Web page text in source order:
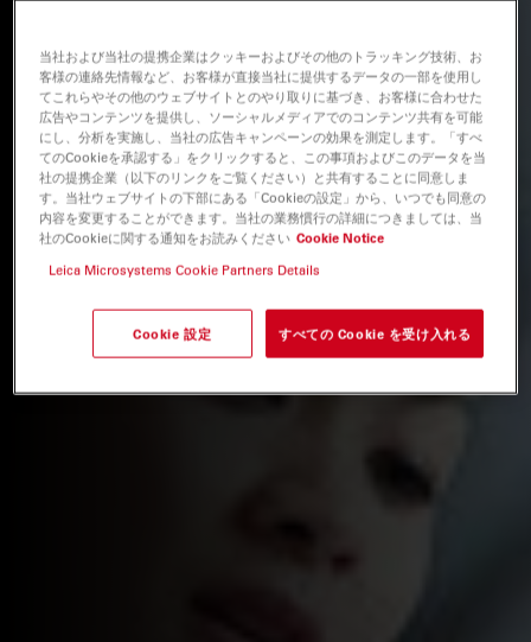
当社および当社の提携企業はクッキーおよびその他のトラッキング技術、お
客様の連絡先情報など、お客様が直接当社に提供するデータの一部を使用し
てこれらやその他のウェブサイトとのやり取りに基づき、お客様に合わせた
広告やコンテンツを提供し、ソーシャルメディアでのコンテンツ共有を可能
にし、分析を実施し、当社の広告キャンペーンの効果を測定します。「すべ
てのCookieを承認する」をクリックすると、この事項およびこのデータを当
社の提携企業（以下のリンクをご覧ください）と共有することに同意しま
す。当社ウェブサイトの下部にある「Cookieの設定」から、いつでも同意の
内容を変更することができます。当社の業務慣行の詳細につきましては、当
社のCookieに関する通知をお読みください Cookie Notice
Leica Microsystems Cookie Partners Details
Cookie 設定 すべての Cookie を受け入れる